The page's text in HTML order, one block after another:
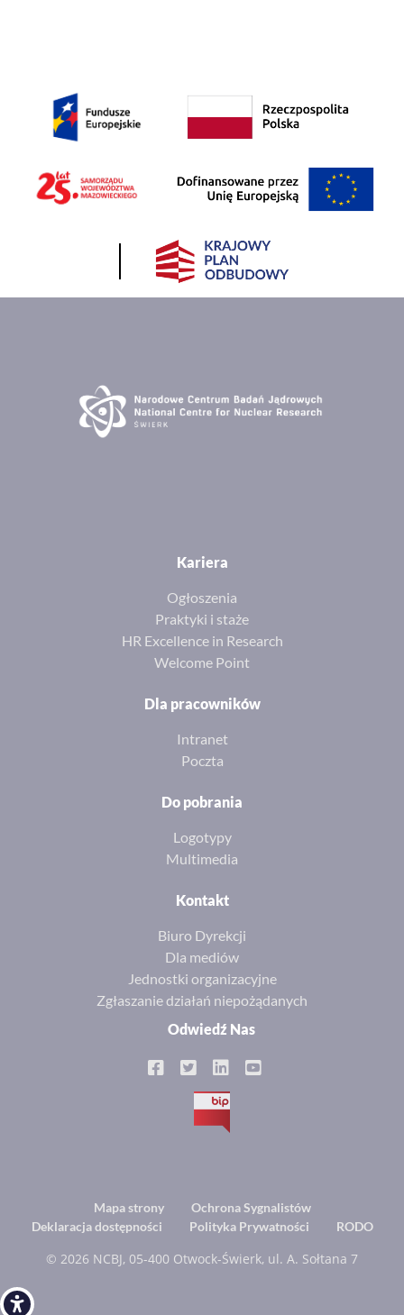
Open toolbar
Kariera
Ogłoszenia
Praktyki i staże
HR Excellence in Research
Welcome Point
Dla pracowników
Intranet
Poczta
Do pobrania
Logotypy
Multimedia
Kontakt
Biuro Dyrekcji
Dla mediów
Jednostki organizacyjne
Zgłaszanie działań niepożądanych
Odwiedź Nas
BIP
© 2026 NCBJ, 05-400 Otwock-Świerk, ul. A. Sołtana 7
Footer
menu
Mapa strony
Ochrona Sygnalistów
Deklaracja dostępności
Polityka Prywatności RODO